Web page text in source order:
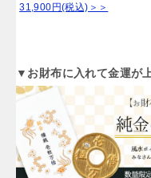
31,900円(税込)＞＞
▼お財布に入れて金運が